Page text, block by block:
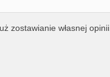
zostawianie własnej opinii.